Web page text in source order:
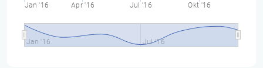
Jan '16 Apr '16 Jul '16 Okt '16
Jan '16 Jul '16